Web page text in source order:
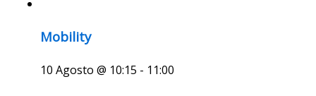
Mobility
10 Agosto @ 10:15 - 11:00